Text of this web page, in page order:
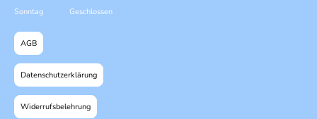
Sonntag
Geschlossen
AGB
Datenschutzerklärung
Widerrufsbelehrung